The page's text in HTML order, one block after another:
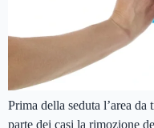
Prima della seduta l’area
parte dei casi la rimozione